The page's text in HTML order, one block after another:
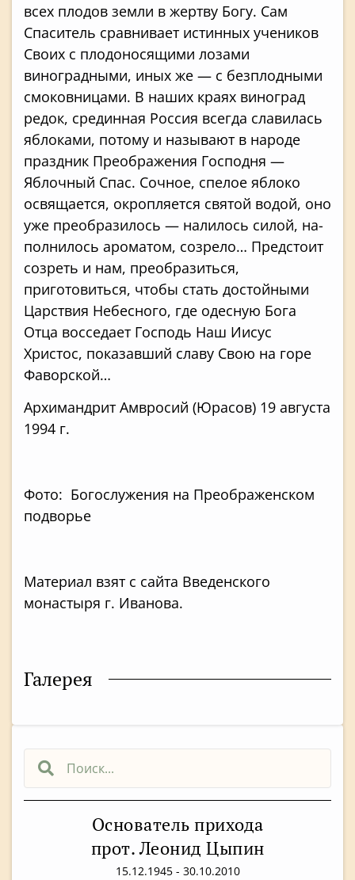
Основатель прихода
прот. Леонид Цыпин
15.12.1945 - 30.10.2010
всех плодов земли в жертву Богу. Сам
Спаситель сравнивает истинных учеников
Своих с плодоносящими лозами
виноградны­ми, иных же — с безплодными
смоковницами. В наших краях виноград
редок, срединная Россия всегда славилась
яблоками, потому и называют в народе
праздник Преображения Господня —
Яблочный Спас. Сочное, спелое яблоко
освящается, окропляется святой водой, оно
уже преобразилось — налилось силой, на­
полнилось ароматом, созрело… Предстоит
со­зреть и нам, преобразиться,
приготовиться, чтобы стать достойными
Царствия Небесного, где одесную Бога
Отца восседает Господь Наш Иисус
Христос, показавший славу Свою на горе
Фаворской…
Архимандрит Амвросий (Юрасов) 19 августа
1994 г.
Фото: Богослужения на Преображенском
подворье
Материал взят с сайта Введенского
монастыря г. Иванова.
Галерея